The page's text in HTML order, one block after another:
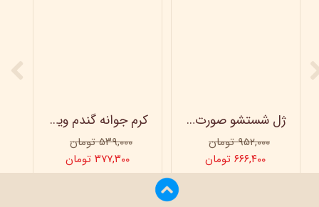
کرم جوانه گندم ویتابلا - تیوپی 60 میلی‌ لیتر
۵۳۹,۰۰۰ تومان
۳۷۷,۳۰۰ تومان
ژل شستشو صورت ویتابلا - 300 میلی لیتر
۹۵۲,۰۰۰ تومان
۶۶۶,۴۰۰ تومان